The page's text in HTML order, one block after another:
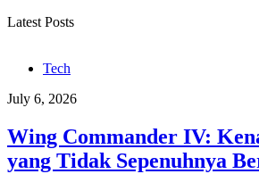
Latest Posts
Tech
July 6, 2026
Wing Commander IV:
yang Tidak Sepenuhnya